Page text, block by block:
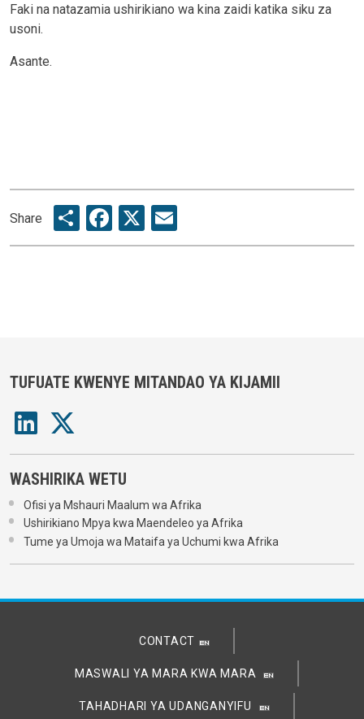
Faki na natazamia ushirikiano wa kina zaidi katika siku za
usoni.
Asante.
Share ShareFacebook
X
TUFUATE KWENYE MITANDAO YA KIJAMII
WASHIRIKA WETU
Ofisi ya Mshauri Maalum wa Afrika
Ushirikiano Mpya kwa Maendeleo ya Afrika
Tume ya Umoja wa Mataifa ya Uchumi kwa Afrika
CONTACT
MASWALI YA MARA KWA MARA
TAHADHARI YA UDANGANYIFU